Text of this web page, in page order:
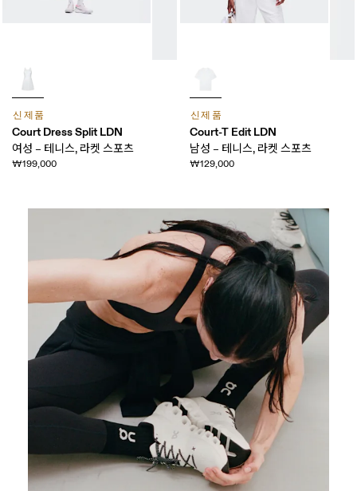
신제품
Court Dress Split LDN
여성 – 테니스, 라켓 스포츠
₩199,000
신제품
Court-T Edit LDN
남성 – 테니스, 라켓 스포츠
₩129,000